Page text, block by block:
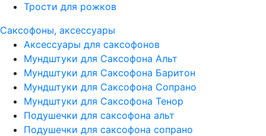
Трости для рожков
Саксофоны, аксессуары
Аксессуары для саксофонов
Мундштуки для Саксофона Альт
Мундштуки для Саксофона Баритон
Мундштуки для Саксофона Сопрано
Мундштуки для Саксофона Тенор
Подушечки для саксофона альт
Подушечки для саксофона сопрано